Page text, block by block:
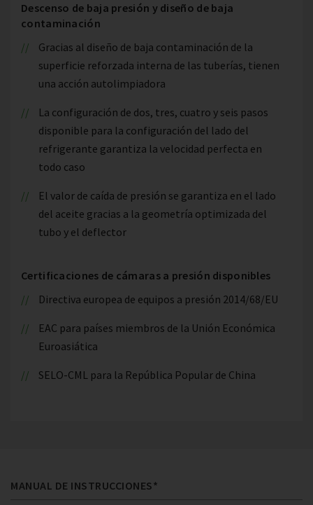
Descenso de baja presión y diseño de baja
contaminación
Gracias al diseño de baja contaminación de la
superficie reforzada interna de las tuberías, tienen
una acción autolimpiadora
La configuración de dos, tres, cuatro y seis pasos
disponible para la configuración del lado del
refrigerante garantiza la velocidad perfecta en
todo caso
El valor de caída de presión se garantiza en el lado
del aceite gracias a la geometría optimizada del
tubo y el deflector
Certificaciones de cámaras a presión disponibles
Directiva europea de equipos a presión 2014/68/EU
EAC para países miembros de la Unión Económica
Euroasiática
SELO-CML para la República Popular de China
MANUAL DE INSTRUCCIONES*